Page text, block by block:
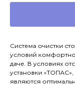
Система очистки
условий
даче. В условиях
установки
являются